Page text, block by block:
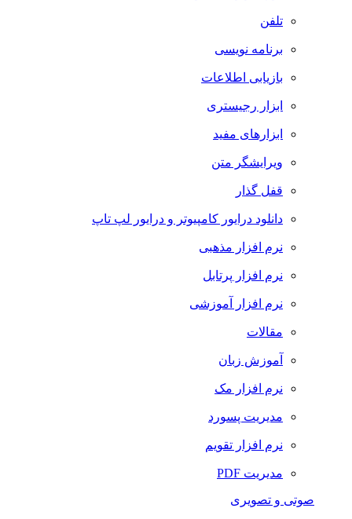
تلفن
برنامه نویسی
بازیابی اطلاعات
ابزار رجیستری
ابزارهای مفید
ویرایشگر متن
قفل گذار
دانلود درایور کامپیوتر و درایور لپ تاپ
نرم افزار مذهبی
نرم افزار پرتابل
نرم افزار آموزشی
مقالات
آموزش زبان
نرم افزار مک
مدیریت پسورد
نرم افزار تقویم
مدیریت PDF
صوتی و تصویری